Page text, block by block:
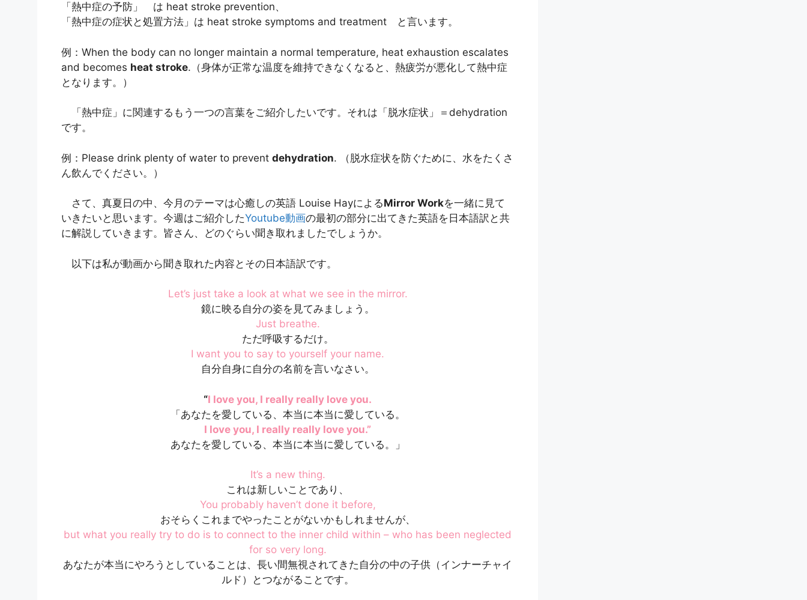
「熱中症の予防」 は heat stroke prevention、
「熱中症の症状と処置方法」は heat stroke symptoms and treatment と言います。
例：When the body can no longer maintain a normal temperature, heat exhaustion escalates
and becomes heat stroke.（身体が正常な温度を維持できなくなると、熱疲労が悪化して熱中症
となります。）
「熱中症」に関連するもう一つの言葉をご紹介したいです。それは「脱水症状」＝dehydration
です。
例：Please drink plenty of water to prevent dehydration. （脱水症状を防ぐために、水をたくさ
ん飲んでください。）
さて、真夏日の中、今月のテーマは心癒しの英語 Louise HayによるMirror Workを一緒に見て
いきたいと思います。今週はご紹介したYoutube動画の最初の部分に出てきた英語を日本語訳と共
に解説していきます。皆さん、どのぐらい聞き取れましたでしょうか。
以下は私が動画から聞き取れた内容とその日本語訳です。
Let’s just take a look at what we see in the mirror.
鏡に映る自分の姿を見てみましょう。
Just breathe.
ただ呼吸するだけ。
I want you to say to yourself your name.
自分自身に自分の名前を言いなさい。
“I love you, I really really love you.
「あなたを愛している、本当に本当に愛している。
I love you, I really really love you.”
あなたを愛している、本当に本当に愛している。」
It’s a new thing.
これは新しいことであり、
You probably haven’t done it before,
おそらくこれまでやったことがないかもしれませんが、
but what you really try to do is to connect to the inner child within – who has been neglected
for so very long.
あなたが本当にやろうとしていることは、長い間無視されてきた自分の中の子供（インナーチャイ
ルド）とつながることです。